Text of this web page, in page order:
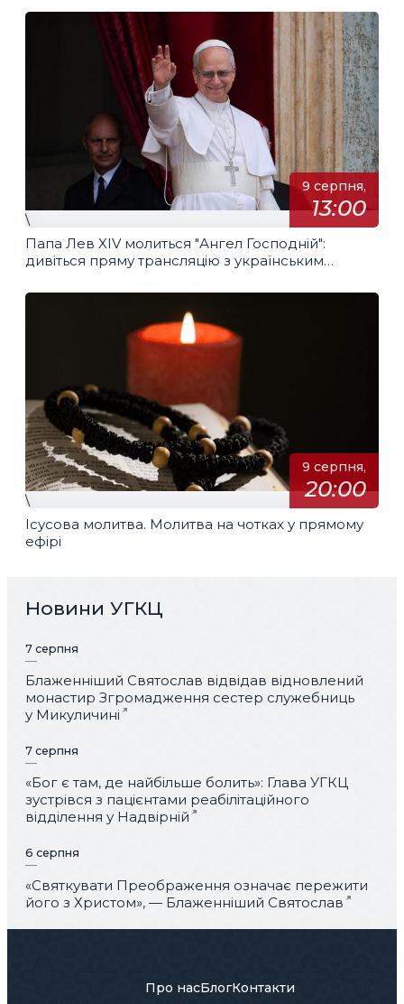
9 серпня,
13:00
\
Папа Лев XIV молиться "Ангел Господній":
дивіться пряму трансляцію з українським
9 серпня,
20:00
\
Ісусова молитва. Молитва на чотках у прямому
ефірі
Новини УГКЦ
7 серпня
Блаженніший Святослав відвідав відновлений
монастир Згромадження сестер служебниць
у Микуличині
7 серпня
«Бог є там, де найбільше болить»: Глава УГКЦ
зустрівся з пацієнтами реабілітаційного
відділення у Надвірній
6 серпня
«Святкувати Преображення означає пережити
його з Христом», — Блаженніший Святослав
Про насБлогКонтакти